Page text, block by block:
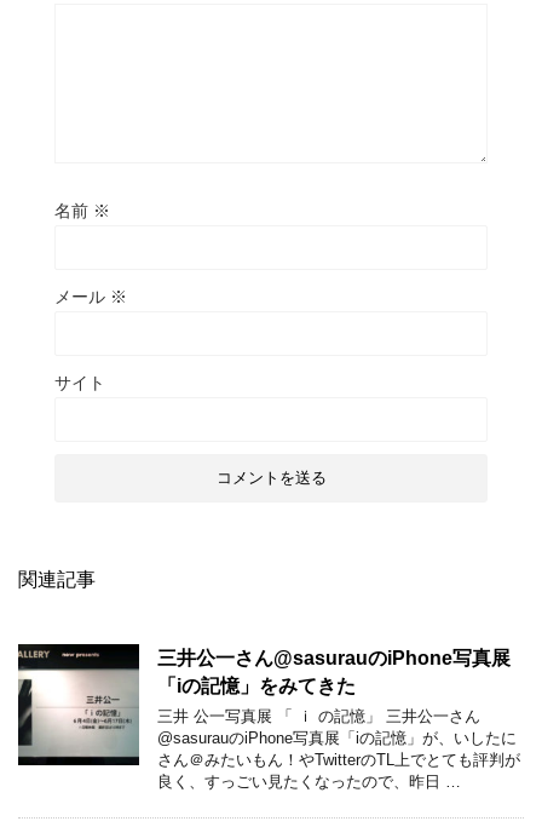
名前 ※
メール ※
サイト
関連記事
三井公一さん@sasurauのiPhone写真展
「iの記憶」をみてきた
三井 公一写真展 「 ｉ の記憶」 三井公一さん
@sasurauのiPhone写真展「iの記憶」が、いしたに
さん＠みたいもん！やTwitterのTL上でとても評判が
良く、すっごい見たくなったので、昨日 …